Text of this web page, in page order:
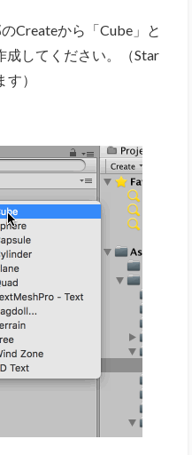
Createから「Cube」と
成してください。（Star
）